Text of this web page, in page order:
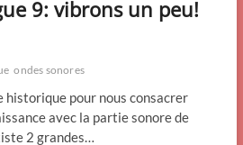
9: vibrons un peu!
ondes sonores
historique pour nous consacrer
avec la partie sonore de
2 grandes…